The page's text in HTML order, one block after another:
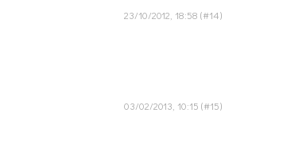
23/10/2012, 18:58
03/02/2013, 10:15